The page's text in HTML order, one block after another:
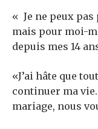
« Je ne peux
mais pour moi-
depuis mes 14
«J’ai hâte que
continuer ma vie.
mariage, nous